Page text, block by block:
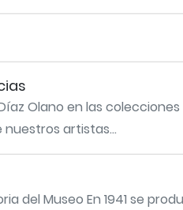
Olano en las
nuestros artistas...
del Museo En 1941 se